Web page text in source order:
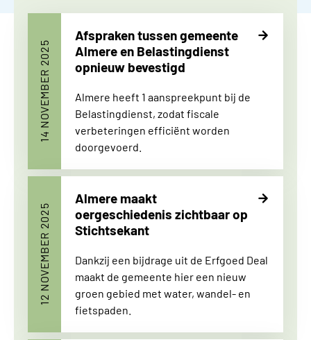
Afspraken tussen gemeente
Almere en Belastingdienst
opnieuw bevestigd
14 NOVEMBER 2025
Almere heeft 1 aanspreekpunt bij de
Belastingdienst, zodat fiscale
verbeteringen efficiënt worden
doorgevoerd.
Almere maakt
oergeschiedenis zichtbaar op
Stichtsekant
12 NOVEMBER 2025
Dankzij een bijdrage uit de Erfgoed Deal
maakt de gemeente hier een nieuw
groen gebied met water, wandel- en
fietspaden.